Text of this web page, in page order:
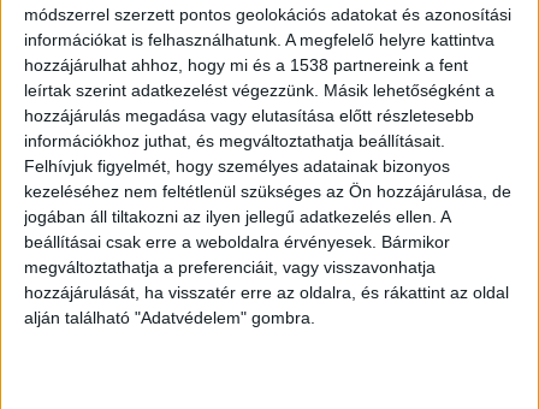
módszerrel szerzett pontos geolokációs adatokat és azonosítási
információkat is felhasználhatunk. A megfelelő helyre kattintva
hozzájárulhat ahhoz, hogy mi és a 1538 partnereink a fent
leírtak szerint adatkezelést végezzünk. Másik lehetőségként a
hozzájárulás megadása vagy elutasítása előtt részletesebb
információkhoz juthat, és megváltoztathatja beállításait.
Felhívjuk figyelmét, hogy személyes adatainak bizonyos
kezeléséhez nem feltétlenül szükséges az Ön hozzájárulása, de
jogában áll tiltakozni az ilyen jellegű adatkezelés ellen. A
beállításai csak erre a weboldalra érvényesek. Bármikor
megváltoztathatja a preferenciáit, vagy visszavonhatja
hozzájárulását, ha visszatér erre az oldalra, és rákattint az oldal
alján található "Adatvédelem" gombra.
KISGYEREK A CUKORKABOLTBAN
ZENE
ZENE
A legfrissebb megjelenések első kézből!
SZÓLÓBAN IS ÓRIÁSI EDM-